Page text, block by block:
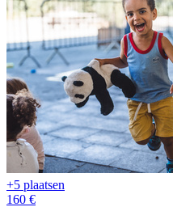
+5 plaatsen
160 €